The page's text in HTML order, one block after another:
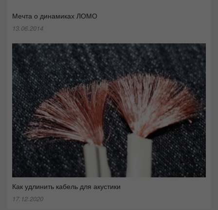
Мечта о динамиках ЛОМО
13.06.2014
Как удлинить кабель для акустики
17.12.2020